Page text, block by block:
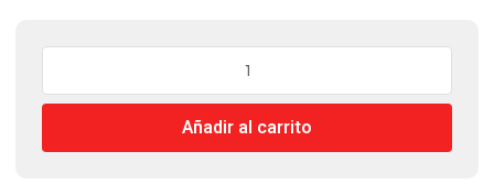
Hojas
Oscilante
Añadir al carrito